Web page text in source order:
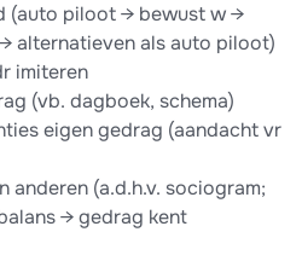
(auto piloot → bewust w →
alternatieven als auto piloot)
imiteren
(vb. dagboek, schema)
eigen gedrag (aandacht vr
anderen (a.d.h.v. sociogram;
→ gedrag kent